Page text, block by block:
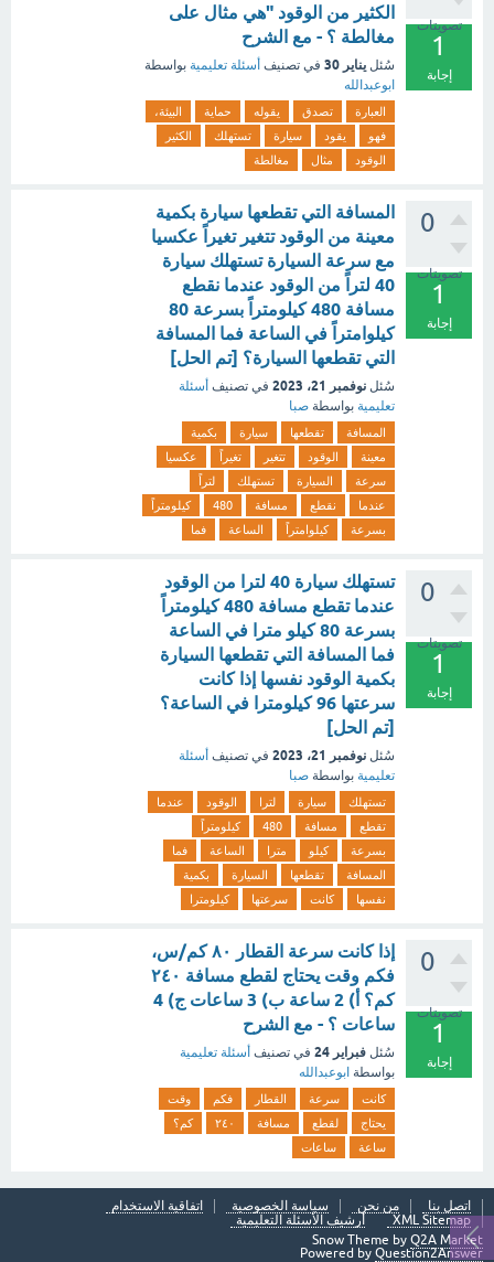
تصويتات
1
إجابة
الكثير من الوقود "هي مثال على
مغالطة ؟ - مع الشرح
سُئل يناير 30 في تصنيف أسئلة تعليمية بواسطة
ابوعبدالله
العبارة تصدق يقوله حماية
البيئة،
فهو
يقود سيارة تستهلك
الكثير
الوقود
مثال مغالطة
0
تصويتات
1
إجابة
المسافة التي تقطعها سيارة بكمية
معينة من الوقود تتغير تغيراً عكسيا
مع سرعة السيارة تستهلك سيارة
40 لتراً من الوقود عندما نقطع
مسافة 480 كيلومتراً بسرعة 80
كيلوامتراً في الساعة فما المسافة
التي تقطعها السيارة؟ [تم الحل]
سُئل نوفمبر 21، 2023 في تصنيف أسئلة
تعليمية بواسطة صبا
المسافة تقطعها سيارة
بكمية
معينة
الوقود تتغير تغيراً
عكسيا
سرعة
السيارة تستهلك
لتراً
عندما
نقطع مسافة 480
كيلومتراً
بسرعة
كيلوامتراً الساعة فما
0
تصويتات
1
إجابة
تستهلك سيارة 40 لترا من الوقود
عندما تقطع مسافة 480 كيلومتراً
بسرعة 80 كيلو مترا في الساعة
فما المسافة التي تقطعها السيارة
بكمية الوقود نفسها إذا كانت
سرعتها 96 كيلومترا في الساعة؟
[تم الحل]
سُئل نوفمبر 21، 2023 في تصنيف أسئلة
تعليمية بواسطة صبا
تستهلك سيارة لترا الوقود
عندما
تقطع
مسافة 480
كيلومتراً
بسرعة
كيلو مترا الساعة
فما
المسافة
تقطعها السيارة
بكمية
نفسها
كانت سرعتها كيلومترا
0
تصويتات
1
إجابة
إذا كانت سرعة القطار ٨٠ كم/س،
فكم وقت يحتاج لقطع مسافة ٢٤٠
كم؟ أ) 2 ساعة ب) 3 ساعات ج) 4
ساعات ؟ - مع الشرح
سُئل فبراير 24 في تصنيف أسئلة تعليمية
بواسطة ابوعبدالله
كانت سرعة القطار فكم
وقت
يحتاج
لقطع مسافة ٢٤٠
كم؟
ساعة
ساعات
اتصل بنا من نحن سياسة الخصوصية
اتفاقية الاستخدام
XML Sitemap
أرشيف الأسئلة التعليمية
Snow Theme by Q2A Market
Powered by Question2Answer